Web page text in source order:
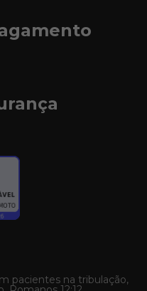
pacientes na tribulação,